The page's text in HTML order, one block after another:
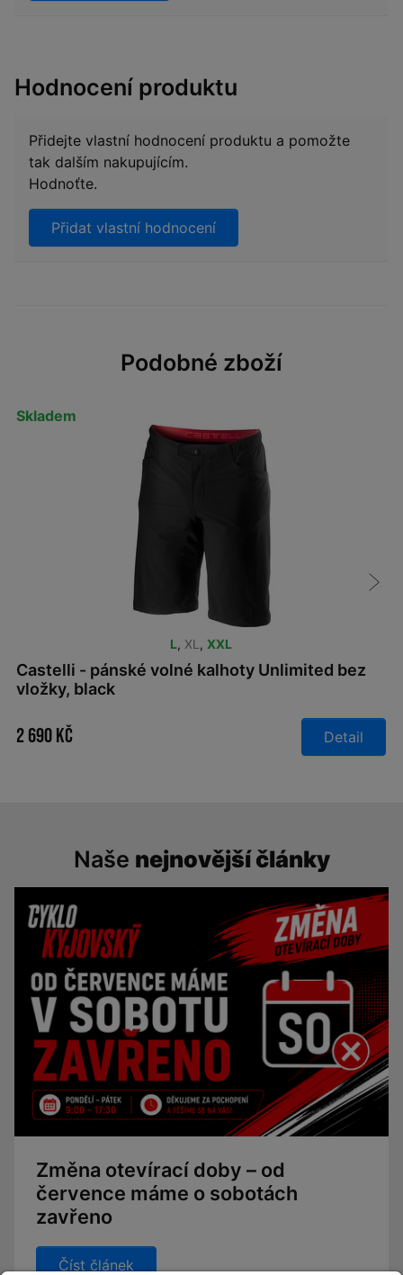
Hodnocení produktu
Přidejte vlastní hodnocení produktu a pomožte
tak dalším nakupujícím.
Hodnoťte.
Přidat vlastní hodnocení
Podobné zboží
Skladem
L, XL , XXL
Castelli - pánské volné kalhoty Unlimited bez
vložky, black
2 690 Kč Detail
Naše nejnovější články
Změna otevírací doby – od
července máme o sobotách
zavřeno
Číst článek